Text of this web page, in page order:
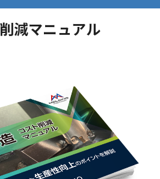
減マニュアル